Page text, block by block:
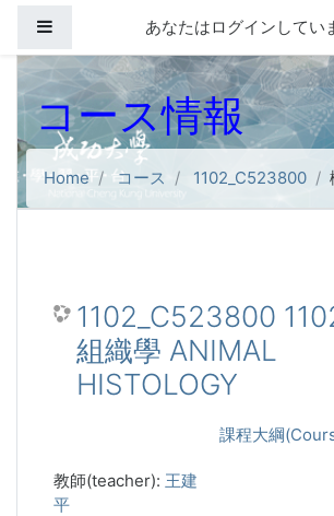
サイドパネルあなたはログインしてい
コース情報
Home コース 1102_C523800
1102_C523800
組織學 ANIMAL
HISTOLOGY
課程大綱
教師(teacher): 王建
平